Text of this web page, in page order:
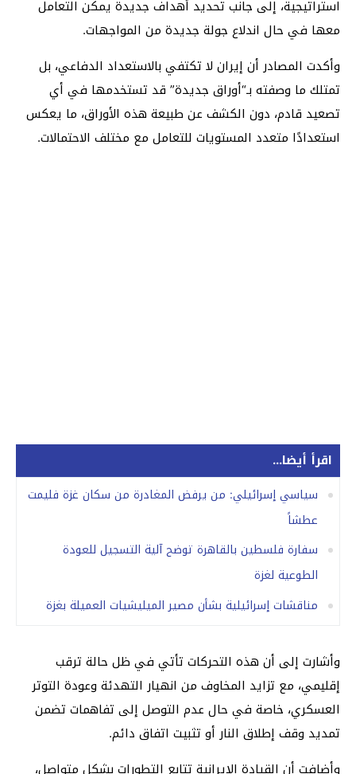
استراتيجية، إلى جانب تحديد أهداف جديدة يمكن التعامل
معها في حال اندلاع جولة جديدة من المواجهات.
وأكدت المصادر أن إيران لا تكتفي بالاستعداد الدفاعي، بل
تمتلك ما وصفته بـ“أوراق جديدة” قد تستخدمها في أي
تصعيد قادم، دون الكشف عن طبيعة هذه الأوراق، ما يعكس
استعدادًا متعدد المستويات للتعامل مع مختلف الاحتمالات.
اقرأ أيضا...
سياسي إسرائيلي: من يرفض المغادرة من سكان غزة فليمت
عطشاً
سفارة فلسطين بالقاهرة توضح آلية التسجيل للعودة
الطوعية لغزة
مناقشات إسرائيلية بشأن مصير الميليشيات العميلة بغزة
وأشارت إلى أن هذه التحركات تأتي في ظل حالة ترقب
إقليمي، مع تزايد المخاوف من انهيار التهدئة وعودة التوتر
العسكري، خاصة في حال عدم التوصل إلى تفاهمات تضمن
تمديد وقف إطلاق النار أو تثبيت اتفاق دائم.
وأضافت أن القيادة الإيرانية تتابع التطورات بشكل متواصل،